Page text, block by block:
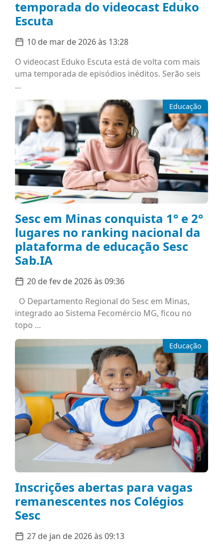
temporada do videocast Eduko
Escuta
10 de mar de 2026 às 13:28
O videocast Eduko Escuta está de volta com mais
uma temporada de episódios inéditos. Serão seis
...
Educação
Sesc em Minas conquista 1° e 2°
lugares no ranking nacional da
plataforma de educação Sesc
Sab.IA
20 de fev de 2026 às 09:36
O Departamento Regional do Sesc em Minas,
integrado ao Sistema Fecomércio MG, ficou no
topo ...
Educação
Inscrições abertas para vagas
remanescentes nos Colégios
Sesc
27 de jan de 2026 às 09:13